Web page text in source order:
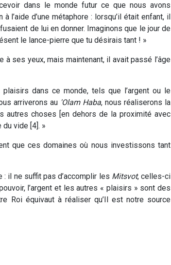
dans le monde futur ce que nous avons
l’aide d’une métaphore : lorsqu’il était enfant, il
de lui en donner. Imaginons que le jour de
le lance-pierre que tu désirais tant ! »
à ses yeux, mais maintenant, il avait passé l’âge
dans ce monde, tels que l’argent ou le
arriverons au 'Olam Haba, nous réaliserons la
autres choses [en dehors de la proximité avec
vide [4]. »
que ces domaines où nous investissons tant
: il ne suffit pas d’accomplir les Mitsvot, celles-ci
l’argent et les autres « plaisirs » sont des
Roi équivaut à réaliser qu’Il est notre source